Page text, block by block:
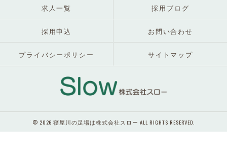
求人一覧 採用ブログ
採用申込 お問い合わせ
プライバシーポリシー サイトマップ
© 2026 寝屋川の足場は株式会社スロー ALL RIGHTS RESERVED.